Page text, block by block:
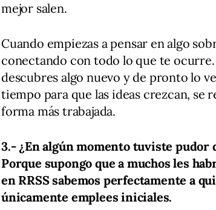
mejor salen.
Cuando empiezas a pensar en algo
conectando con todo lo que te ocurre.
descubres algo nuevo y de pronto lo
tiempo para que las ideas crezcan, se
forma más trabajada.
3.- ¿En algún momento tuviste
Porque supongo que a muchos les
en RRSS sabemos perfectamente a
únicamente emplees iniciales.